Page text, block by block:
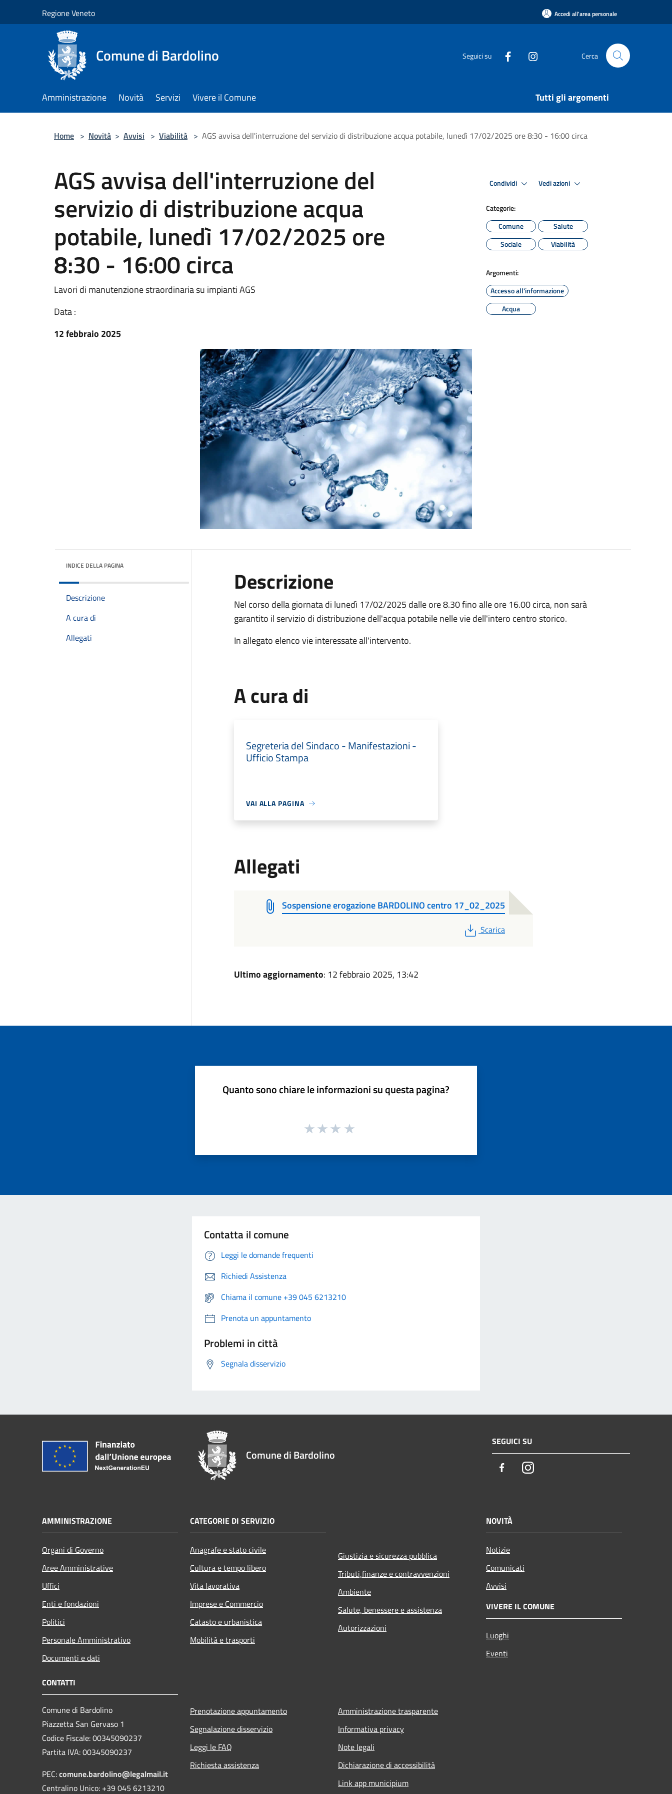
Regione Veneto Accedi all'area personale
Comune di Bardolino Seguici su Cerca
Amministrazione Novità Servizi Vivere il Comune Tutti gli argomenti
Home > Novità > Avvisi > Viabilità > AGS avvisa dell'interruzione del servizio di distribuzione acqua potabile, lunedì 17/02/2025 ore 8:30 - 16:00 circa
AGS avvisa dell'interruzione del
servizio di distribuzione acqua
potabile, lunedì 17/02/2025 ore
8:30 - 16:00 circa
Lavori di manutenzione straordinaria su impianti AGS
Data :
12 febbraio 2025
Condividi Vedi azioni
Categorie:
Comune
Salute
Sociale
Viabilità
Argomenti:
Accesso all'informazione
Acqua
INDICE DELLA PAGINA
Descrizione
A cura di
Allegati
Descrizione
Nel corso della giornata di lunedì 17/02/2025 dalle ore 8.30 fino alle ore 16.00 circa, non sarà
garantito il servizio di distribuzione dell'acqua potabile nelle vie dell'intero centro storico.
In allegato elenco vie interessate all'intervento.
A cura di
Segreteria del Sindaco - Manifestazioni -
Ufficio Stampa
VAI ALLA PAGINA
Allegati
Sospensione erogazione BARDOLINO centro 17_02_2025
PDF
Scarica
Ultimo aggiornamento: 12 febbraio 2025, 13:42
Quanto sono chiare le informazioni su questa pagina?
Contatta il comune
Leggi le domande frequenti
Richiedi Assistenza
Chiama il comune +39 045 6213210
Prenota un appuntamento
Problemi in città
Segnala disservizio
Comune di Bardolino
SEGUICI SU
FacebookInstagram
AMMINISTRAZIONE
Organi di Governo
Aree Amministrative
Uffici
Enti e fondazioni
Politici
Personale Amministrativo
Documenti e dati
CATEGORIE DI SERVIZIO
Anagrafe e stato civile
Cultura e tempo libero
Vita lavorativa
Imprese e Commercio
Catasto e urbanistica
Mobilità e trasporti
Giustizia e sicurezza pubblica
Tributi,finanze e contravvenzioni
Ambiente
Salute, benessere e assistenza
Autorizzazioni
NOVITÀ
Notizie
Comunicati
Avvisi
VIVERE IL COMUNE
Luoghi
Eventi
CONTATTI
Comune di Bardolino
Piazzetta San Gervaso 1
Codice Fiscale: 00345090237
Partita IVA: 00345090237
PEC:comune.bardolino@legalmail.it
Centralino Unico: +39 045 6213210
Prenotazione appuntamento
Segnalazione disservizio
Leggi le FAQ
Richiesta assistenza
Amministrazione trasparente
Informativa privacy
Note legali
Dichiarazione di accessibilità
Link app municipium